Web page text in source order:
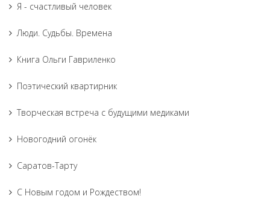
Я - счастливый человек
Люди. Судьбы. Времена
Книга Ольги Гавриленко
Поэтический квартирник
Творческая встреча с будущими медиками
Новогодний огонёк
Саратов-Тарту
С Новым годом и Рождеством!